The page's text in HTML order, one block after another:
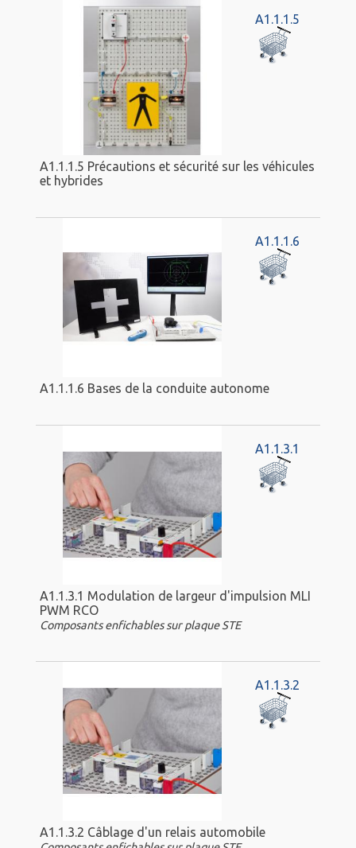
A1.1.1.5
A1.1.1.5 Précautions et sécurité sur les véhicules
et hybrides
A1.1.1.6
A1.1.1.6 Bases de la conduite autonome
A1.1.3.1
A1.1.3.1 Modulation de largeur d'impulsion MLI
PWM RCO
Composants enfichables sur plaque STE
A1.1.3.2
A1.1.3.2 Câblage d'un relais automobile